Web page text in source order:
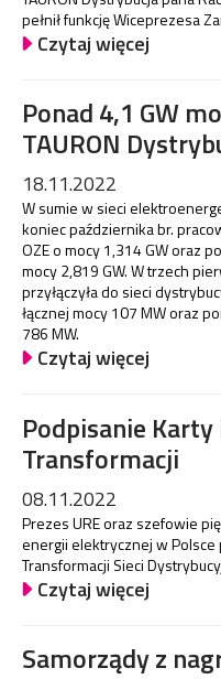
pełnił funkcję Wiceprezesa
Czytaj więcej
Ponad 4,1 GW
TAURON
18.11.2022
W sumie w sieci
koniec października br.
OZE o mocy 1,314 GW oraz
mocy 2,819 GW. W trzech
przyłączyła do sieci
łącznej mocy 107 MW oraz
786 MW.
Czytaj więcej
Podpisanie
Transformacji
08.11.2022
Prezes URE oraz szefowie
energii elektrycznej w
Transformacji Sieci
Czytaj więcej
Samorządy z